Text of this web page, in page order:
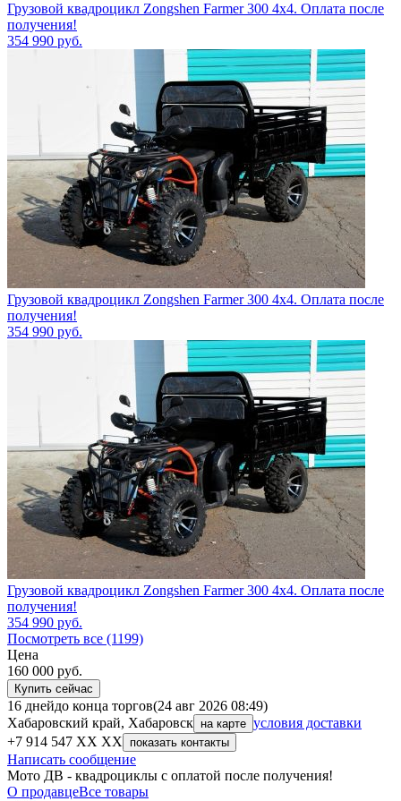
Грузовой квадроцикл Zongshen Farmer 300 4х4. Оплата после
получения!
354 990 руб.
Грузовой квадроцикл Zongshen Farmer 300 4х4. Оплата после
получения!
354 990 руб.
Грузовой квадроцикл Zongshen Farmer 300 4х4. Оплата после
получения!
354 990 руб.
Посмотреть все (1199)
Цена
160 000 руб.
Купить сейчас
16 днейдо конца торгов(24 авг 2026 08:49)
Хабаровский край, Хабаровск на карте условия доставки
+7 914 547 XX XX
показать контакты
Написать сообщение
Мото ДВ - квадроциклы с оплатой после получения!
О продавцеВсе товары